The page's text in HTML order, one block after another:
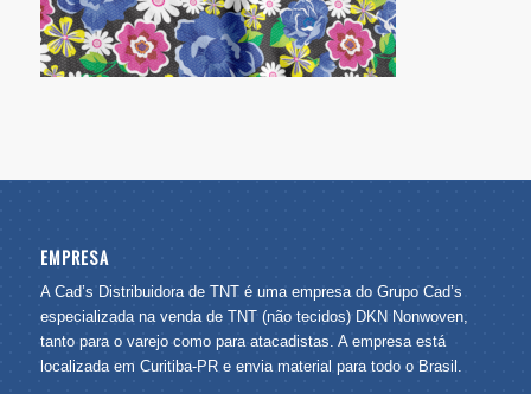
EMPRESA
A Cad’s Distribuidora de TNT é uma empresa do Grupo Cad’s
especializada na venda de TNT (não tecidos) DKN Nonwoven,
tanto para o varejo como para atacadistas. A empresa está
localizada em Curitiba-PR e envia material para todo o Brasil.